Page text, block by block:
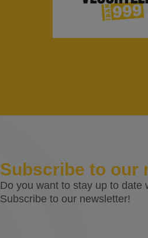
Subscribe to our
Do you want to stay up to date
Subscribe to our newsletter!